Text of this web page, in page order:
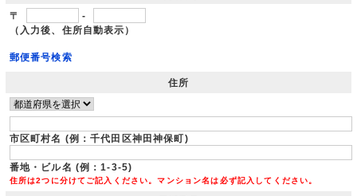
〒
-
（入力後、住所自動表示）
郵便番号検索
住所
市区町村名 (例：千代田区神田神保町)
番地・ビル名 (例：1-3-5)
住所は2つに分けてご記入ください。マンション名は必ず記入してください。